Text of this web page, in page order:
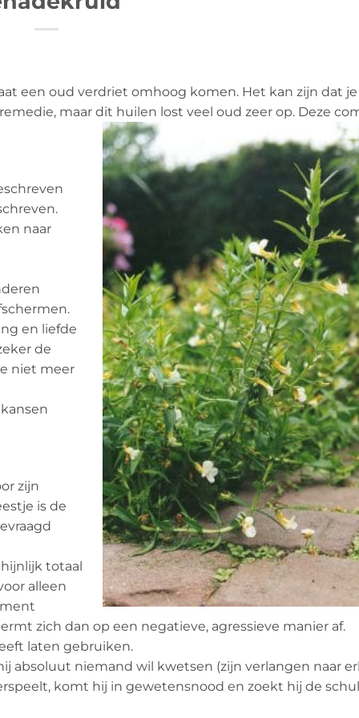
een oud verdriet omhoog komen. Het kan zijn dat
maar dit huilen lost veel oud zeer op. Deze
naar
en liefde
de
niet meer
zijn
is de
totaal
alleen
zich dan op een negatieve, agressieve manier af.
laten gebruiken.
absoluut niemand wil kwetsen (zijn verlangen naar
komt hij in gewetensnood en zoekt hij de